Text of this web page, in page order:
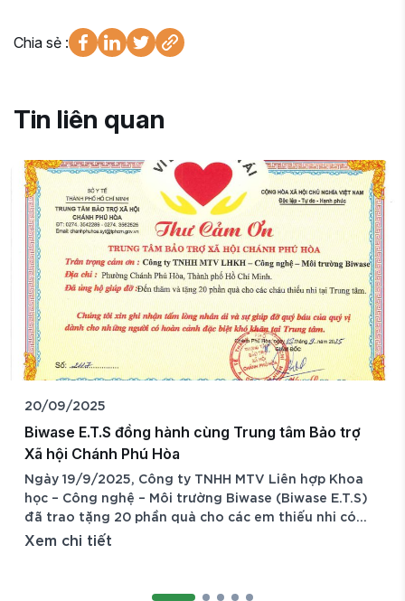
Chia sẻ :
Tin liên quan
20/09/2025
Biwase E.T.S đồng hành cùng Trung tâm Bảo trợ
Xã hội Chánh Phú Hòa
Ngày 19/9/2025, Công ty TNHH MTV Liên hợp Khoa
học – Công nghệ – Môi trường Biwase (Biwase E.T.S)
đã trao tặng 20 phần quà cho các em thiếu nhi có
hoàn cảnh đặc biệt khó khăn đang được chăm sóc,
trình thiện nguyện thường niên của Công ty, thể
Xem chi tiết